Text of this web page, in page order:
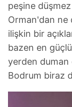
peşine
Orman'dan ne
ilişkin bir
bazen en
yerden duman
Bodrum biraz